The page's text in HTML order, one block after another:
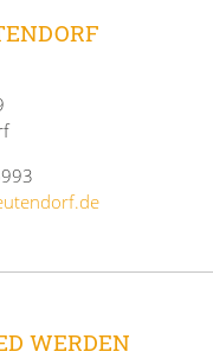
WERDEN